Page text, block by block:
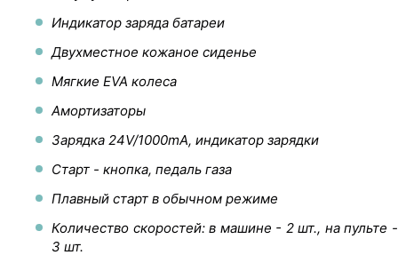
Индикатор заряда батареи
Двухместное кожаное сиденье
Мягкие EVA колеса
Амортизаторы
Зарядка 24V/1000mA, индикатор зарядки
Старт - кнопка, педаль газа
Плавный старт в обычном режиме
Количество скоростей: в машине - 2 шт., на пульте -
3 шт.